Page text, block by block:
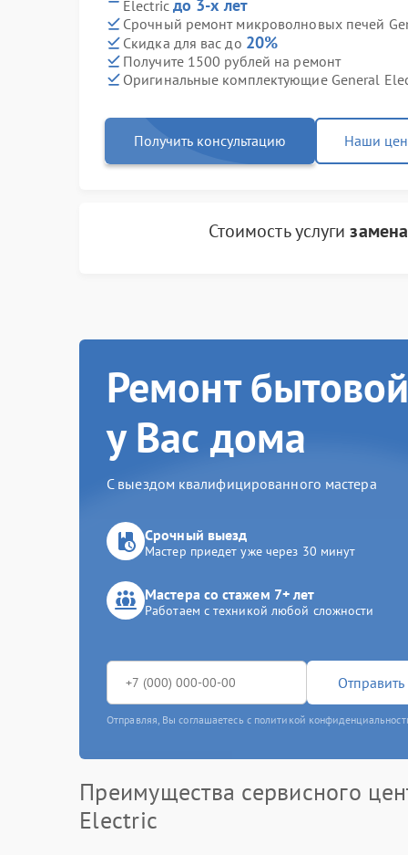
Electric до 3-х лет
Срочный ремонт микроволновых печей
Скидка для вас до 20%
Получите 1500 рублей на ремонт
Оригинальные комплектующие General
Получить консультацию Наши
Стоимость услуги
Ремонт
у Вас дома
С выездом квалифицированного мастера
Срочный выезд
Мастер приедет уже через 30 минут
Мастера со стажем 7+ лет
Работаем с техникой любой сложности
Отправить
Отправляя, Вы соглашаетесь с политикой
Преимущества сервисного
Electric